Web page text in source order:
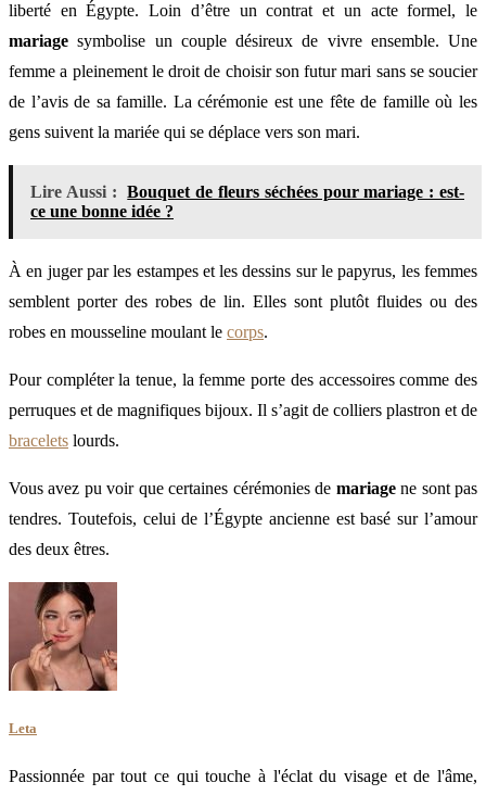
liberté en Égypte. Loin d’être un contrat et un acte formel, le
mariage symbolise un couple désireux de vivre ensemble. Une
femme a pleinement le droit de choisir son futur mari sans se soucier
de l’avis de sa famille. La cérémonie est une fête de famille où les
gens suivent la mariée qui se déplace vers son mari.
Lire Aussi :
Bouquet de fleurs séchées pour mariage : est-
ce une bonne idée ?
À en juger par les estampes et les dessins sur le papyrus, les femmes
semblent porter des robes de lin. Elles sont plutôt fluides ou des
robes en mousseline moulant le corps.
Pour compléter la tenue, la femme porte des accessoires comme des
perruques et de magnifiques bijoux. Il s’agit de colliers plastron et de
bracelets lourds.
Vous avez pu voir que certaines cérémonies de mariagene sont pas
tendres. Toutefois, celui de l’Égypte ancienne est basé sur l’amour
des deux êtres.
Leta
Passionnée par tout ce qui touche à l'éclat du visage et de l'âme,